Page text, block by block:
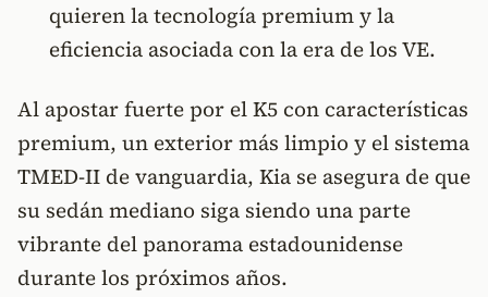
quieren la tecnología premium y la
eficiencia asociada con la era de los VE.
Al apostar fuerte por el K5 con características
premium, un exterior más limpio y el sistema
TMED-II de vanguardia, Kia se asegura de que
su sedán mediano siga siendo una parte
vibrante del panorama estadounidense
durante los próximos años.